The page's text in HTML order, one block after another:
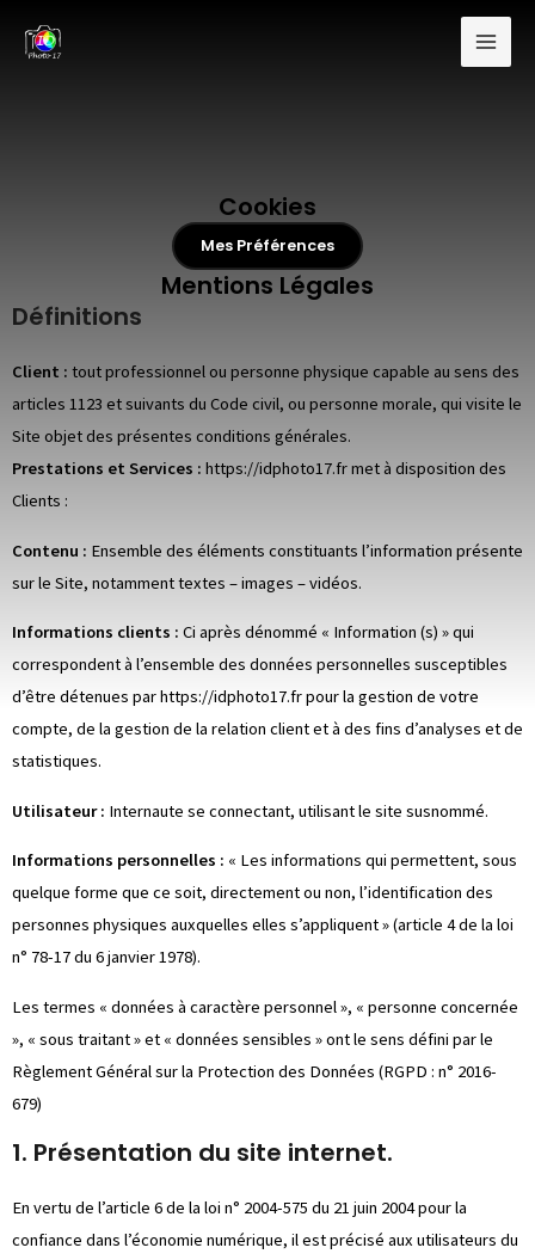
Cookies
Mes Préférences
Mentions Légales
Définitions
Client : tout professionnel ou personne physique capable au sens des
articles 1123 et suivants du Code civil, ou personne morale, qui visite le
Site objet des présentes conditions générales.
Prestations et Services : https://idphoto17.frmet à disposition des
Clients :
Contenu : Ensemble des éléments constituants l’information présente
sur le Site, notamment textes – images – vidéos.
Informations clients : Ci après dénommé « Information (s) » qui
correspondent à l’ensemble des données personnelles susceptibles
d’être détenues parhttps://idphoto17.frpour la gestion de votre
compte, de la gestion de la relation client et à des fins d’analyses et de
statistiques.
Utilisateur : Internaute se connectant, utilisant le site susnommé.
Informations personnelles : « Les informations qui permettent, sous
quelque forme que ce soit, directement ou non, l’identification des
personnes physiques auxquelles elles s’appliquent » (article 4 de la loi
n° 78-17 du 6 janvier 1978).
Les termes « données à caractère personnel », « personne concernée
», « sous traitant » et « données sensibles » ont le sens défini par le
Règlement Général sur la Protection des Données (RGPD : n° 2016-
679)
1. Présentation du site internet.
En vertu de l’article 6 de la loi n° 2004-575 du 21 juin 2004 pour la
confiance dans l’économie numérique, il est précisé aux utilisateurs du